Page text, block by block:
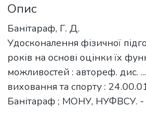
Опис
Банітараф, Г. Д.
Удосконалення фізичної
років на основі оцінки їх
можливостей : автореф. дис.
виховання та спорту :
Банітараф ; МОНУ, НУФВСУ. -